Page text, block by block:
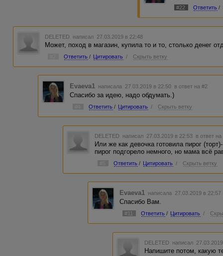
#22 Ответить /
DELETED написал 27.03.2019 в 22:48
Может, поход в магазин, купила то и то, столько денег
Ответить / Цитировать / Скрыть ветку
Evaeva1 написала 27.03.2019 в 22:50 в ответ на #2
Спасибо за идею, надо обдумать.)
Ответить / Цитировать / Скрыть ветку
DELETED написал 27.03.2019 в 22:53 в ответ на
Или же как девочка готовила пирог
пирог подгорело немного, но мама всё
Ответить / Цитировать / Скрыть ветку
Evaeva1 написала 27.03.2019 в
Спасибо Вам.
#11 Ответить / Цитировать /
DELETED написал
Напишите потом, какую